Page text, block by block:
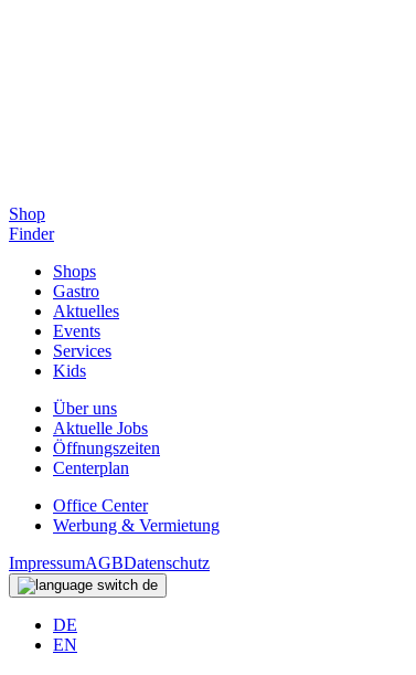
Shop
Finder
Shops
Gastro
Aktuelles
Events
Services
Kids
Über uns
Aktuelle Jobs
Öffnungszeiten
Centerplan
Office Center
Werbung & Vermietung
ImpressumAGBDatenschutz
de
DE
EN